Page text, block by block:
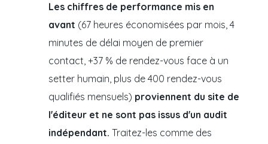
Les chiffres de performance mis en
avant (67 heures économisées par mois, 4
minutes de délai moyen de premier
contact, +37 % de rendez-vous face à un
setter humain, plus de 400 rendez-vous
qualifiés mensuels) proviennent du site de
l'éditeur et ne sont pas issus d'un audit
indépendant. Traitez-les comme des